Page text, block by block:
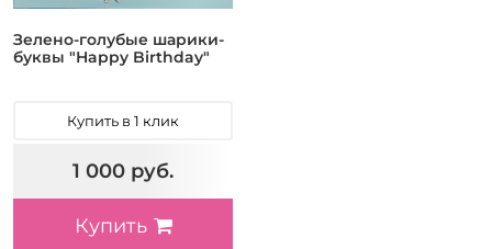
Зелено-голубые шарики-
буквы "Happy Birthday"
Купить в 1 клик
1 000 руб.
Купить